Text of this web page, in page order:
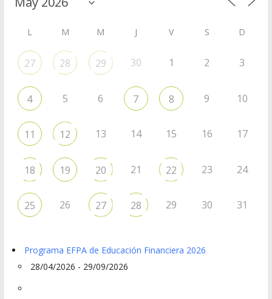
L M M J V S D
27 28 29 30 1 2 3
4 5 6 7 8 9 10
11 12 13 14 15 16 17
18 19 20 21 22 23 24
25 26 27 28 29 30 31
Programa EFPA de Educación Financiera 2026
28/04/2026 - 29/09/2026